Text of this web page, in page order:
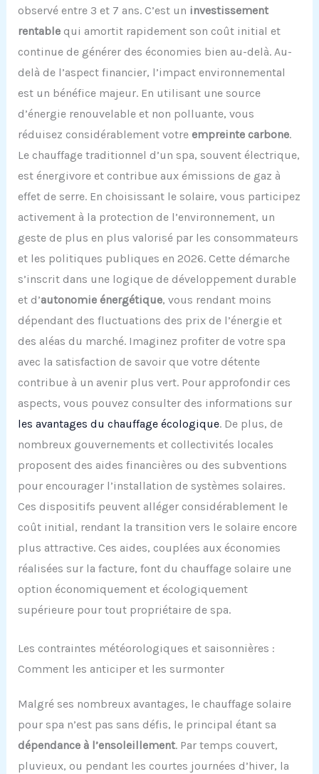
observé entre 3 et 7 ans. C’est un investissement
rentablequi amortit rapidement son coût initial et
continue de générer des économies bien au-delà. Au-
delà de l’aspect financier, l’impact environnemental
est un bénéfice majeur. En utilisant une source
d’énergie renouvelable et non polluante, vous
réduisez considérablement votre empreinte carbone.
Le chauffage traditionnel d’un spa, souvent électrique,
est énergivore et contribue aux émissions de gaz à
effet de serre. En choisissant le solaire, vous participez
activement à la protection de l’environnement, un
geste de plus en plus valorisé par les consommateurs
et les politiques publiques en 2026. Cette démarche
s’inscrit dans une logique de développement durable
et d’autonomie énergétique, vous rendant moins
dépendant des fluctuations des prix de l’énergie et
des aléas du marché. Imaginez profiter de votre spa
avec la satisfaction de savoir que votre détente
contribue à un avenir plus vert. Pour approfondir ces
aspects, vous pouvez consulter des informations sur
les avantages du chauffage écologique. De plus, de
nombreux gouvernements et collectivités locales
proposent des aides financières ou des subventions
pour encourager l’installation de systèmes solaires.
Ces dispositifs peuvent alléger considérablement le
coût initial, rendant la transition vers le solaire encore
plus attractive. Ces aides, couplées aux économies
réalisées sur la facture, font du chauffage solaire une
option économiquement et écologiquement
supérieure pour tout propriétaire de spa.
Les contraintes météorologiques et saisonnières :
Comment les anticiper et les surmonter
Malgré ses nombreux avantages, le chauffage solaire
pour spa n’est pas sans défis, le principal étant sa
dépendance à l’ensoleillement. Par temps couvert,
pluvieux, ou pendant les courtes journées d’hiver, la